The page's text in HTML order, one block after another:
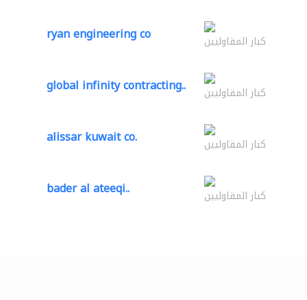
ryan engineering co كبار المقاوليين
global infinity contracting.. كبار المقاوليين
alissar kuwait co. كبار المقاوليين
bader al ateeqi.. كبار المقاوليين